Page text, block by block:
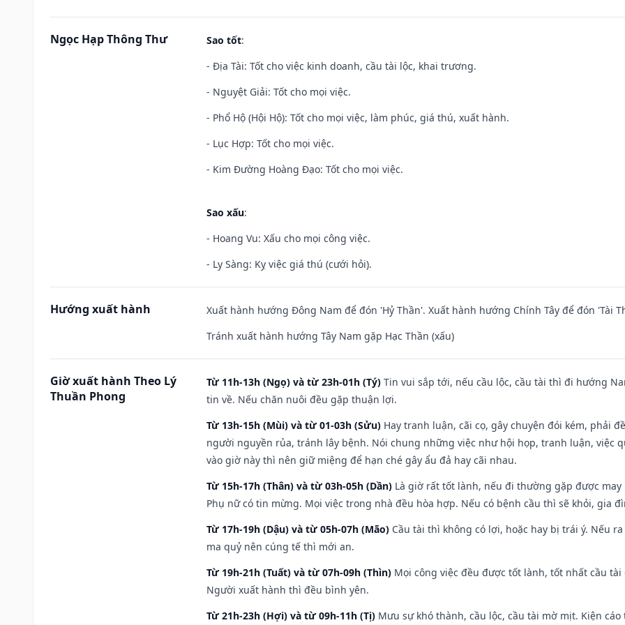
Ngọc Hạp Thông Thư Sao tốt:
- Địa Tài: Tốt cho việc kinh doanh, cầu tài lộc, khai trương.
- Nguyệt Giải: Tốt cho mọi việc.
- Phổ Hộ (Hội Hộ): Tốt cho mọi việc, làm phúc, giá thú, xuất hành.
- Lục Hợp: Tốt cho mọi việc.
- Kim Đường Hoàng Đạo: Tốt cho mọi việc.
Sao xấu:
- Hoang Vu: Xấu cho mọi công việc.
- Ly Sàng: Kỵ việc giá thú (cưới hỏi).
Hướng xuất hành
Xuất hành hướng Đông Nam để đón 'Hỷ Thần'. Xuất hành hướng Chính Tây để đón 'Tài
Tránh xuất hành hướng Tây Nam gặp Hạc Thần (xấu)
Giờ xuất hành Theo Lý
Thuần Phong
Từ 11h-13h (Ngọ) và từ 23h-01h (Tý) Tin vui sắp tới, nếu cầu lộc, cầu tài thì đi hướng
tin về. Nếu chăn nuôi đều gặp thuận lợi.
Từ 13h-15h (Mùi) và từ 01-03h (Sửu) Hay tranh luận, cãi cọ, gây chuyện đói kém, phải
người nguyền rủa, tránh lây bệnh. Nói chung những việc như hội họp, tranh luận, việc
vào giờ này thì nên giữ miệng để hạn ché gây ẩu đả hay cãi nhau.
Từ 15h-17h (Thân) và từ 03h-05h (Dần) Là giờ rất tốt lành, nếu đi thường gặp được
Phụ nữ có tin mừng. Mọi việc trong nhà đều hòa hợp. Nếu có bệnh cầu thì sẽ khỏi, gia
Từ 17h-19h (Dậu) và từ 05h-07h (Mão) Cầu tài thì không có lợi, hoặc hay bị trái ý. Nếu
ma quỷ nên cúng tế thì mới an.
Từ 19h-21h (Tuất) và từ 07h-09h (Thìn) Mọi công việc đều được tốt lành, tốt nhất cầu
Người xuất hành thì đều bình yên.
Từ 21h-23h (Hợi) và từ 09h-11h (Tị) Mưu sự khó thành, cầu lộc, cầu tài mờ mịt. Kiện